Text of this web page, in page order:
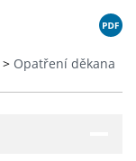
> Opatření děkana